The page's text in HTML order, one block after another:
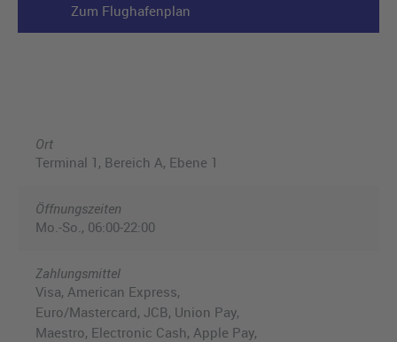
Zum Flughafenplan
Ort
Terminal 1, Bereich A, Ebene 1
Öffnungszeiten
Mo.-So., 06:00-22:00
Zahlungsmittel
Visa, American Express,
Euro/Mastercard, JCB, Union Pay,
Maestro, Electronic Cash, Apple Pay,